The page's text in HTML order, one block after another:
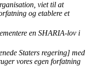
viet til at
og etablere et
en SHARIA-lov i
Staters regering] med
vores egen forfatning